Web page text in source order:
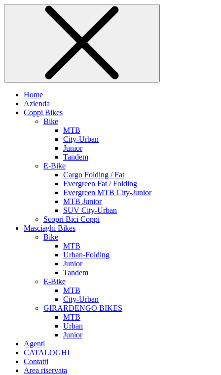
Home
Azienda
Coppi Bikes
Bike
MTB
City-Urban
Junior
Tandem
E-Bike
Cargo Folding / Fat
Evergreen Fat / Folding
Evergreen MTB City-Junior
MTB Junior
SUV City-Urban
Scopri Bici Coppi
Masciaghi Bikes
Bike
MTB
Urban-Folding
Junior
Tandem
E-Bike
MTB
City-Urban
GIRARDENGO BIKES
MTB
Urban
Junior
Agenti
CATALOGHI
Contatti
Area riservata